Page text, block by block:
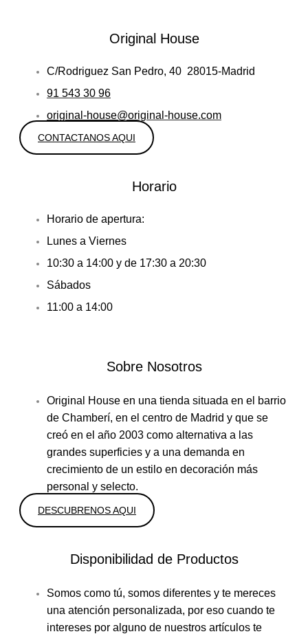
Original House
C/Rodriguez San Pedro, 40 28015-Madrid
91 543 30 96
original-house@original-house.com
CONTACTANOS AQUI
Horario
Horario de apertura:
Lunes a Viernes
10:30 a 14:00 y de 17:30 a 20:30
Sábados
11:00 a 14:00
Sobre Nosotros
Original House en una tienda situada en el barrio
de Chamberí, en el centro de Madrid y que se
creó en el año 2003 como alternativa a las
grandes superficies y a una demanda en
crecimiento de un estilo en decoración más
personal y selecto.
DESCUBRENOS AQUI
Disponibilidad de Productos
Somos como tú, somos diferentes y te mereces
una atención personalizada, por eso cuando te
intereses por alguno de nuestros artículos te